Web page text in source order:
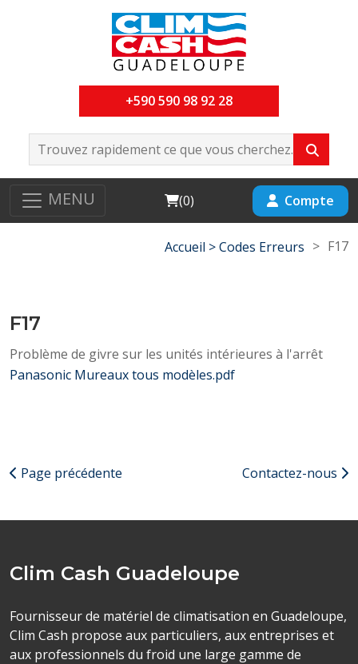
+590 590 98 92 28
MENU Cart
(0) Compte
Accueil >Codes Erreurs > F17
F17
Problème de givre sur les unités intérieures à l'arrêt
Panasonic Mureaux tous modèles.pdf
Page précédente Contactez-nous
Clim Cash Guadeloupe
Fournisseur de matériel de climatisation en Guadeloupe,
Clim Cash propose aux particuliers, aux entreprises et
aux professionnels du froid une large gamme de